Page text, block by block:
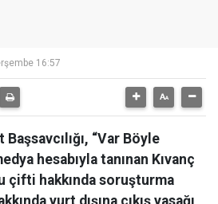
16:57
“Var Böyle
hesabıyla tanınan Kıvanç
çifti hakkında soruşturma
yurt dışına çıkış yasağı